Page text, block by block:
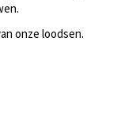
onze loodsen.